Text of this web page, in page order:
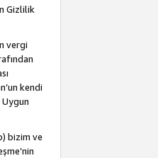
Gizlilik
vergi
kendi
Uygun
bizim ve